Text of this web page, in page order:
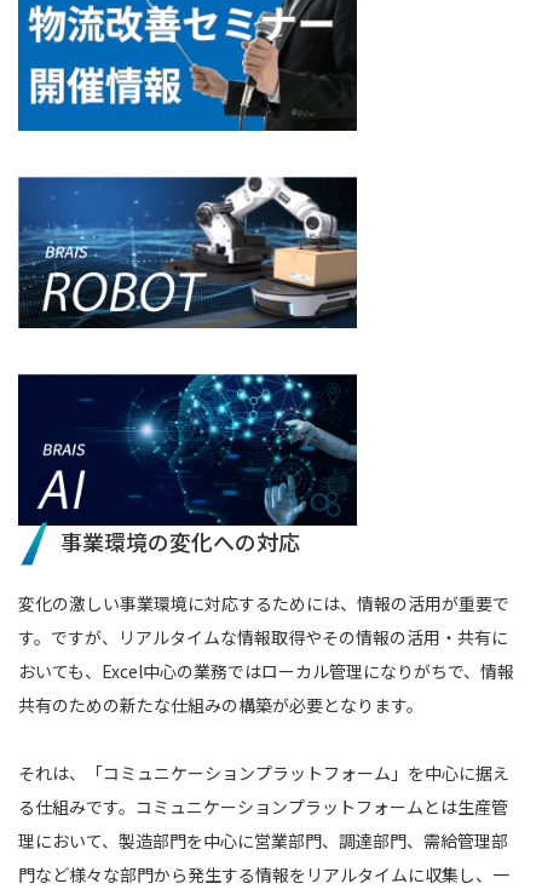
事業環境の変化への対応
変化の激しい事業環境に対応するためには、情報の活用が重要で
す。ですが、リアルタイムな情報取得やその情報の活用・共有に
おいても、Excel中心の業務ではローカル管理になりがちで、情報
共有のための新たな仕組みの構築が必要となります。
それは、「コミュニケーションプラットフォーム」を中心に据え
る仕組みです。コミュニケーションプラットフォームとは生産管
理において、製造部門を中心に営業部門、調達部門、需給管理部
門など様々な部門から発生する情報をリアルタイムに収集し、一